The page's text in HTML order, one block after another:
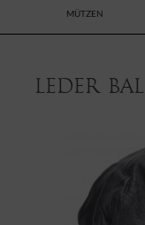
MÜTZEN
Leder